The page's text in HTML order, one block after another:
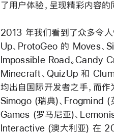
了用户体验，呈现精彩内容
2013 年我们看到了众多令
Up、ProtoGeo 的 Moves
Impossible Road。Candy
Minecraft、QuizUp 和
均出自国际开发者之手，而
Simogo (瑞典)、Frogmind (
Games (罗马尼亚)、
Interactive (澳大利亚) 在